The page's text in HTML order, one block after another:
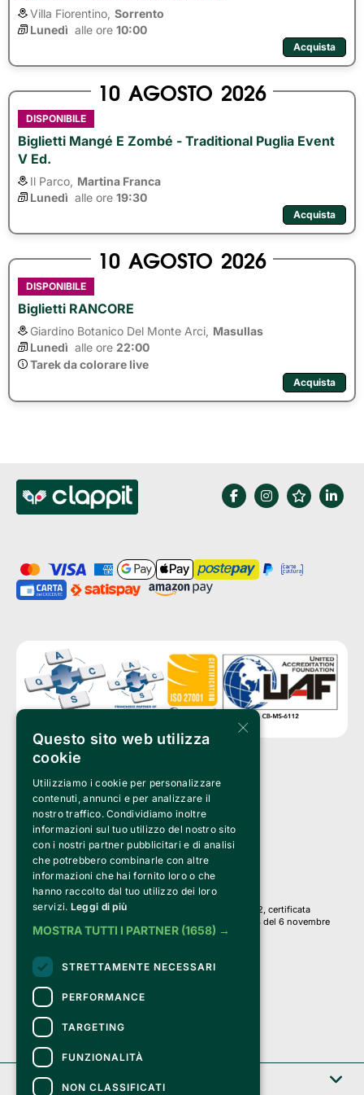
Villa Fiorentino, Sorrento
Lunedì alle ore 10:00
Acquista
10 AGOSTO 2026
DISPONIBILE
Biglietti Mangé E Zombé - Traditional Puglia Event
V Ed.
Il Parco, Martina Franca
Lunedì alle ore 19:30
Acquista
10 AGOSTO 2026
DISPONIBILE
Biglietti RANCORE
Giardino Botanico Del Monte Arci, Masullas
Lunedì alle ore 22:00
Tarek da colorare live
Acquista
Clappit è un marchio di proprietà di:
Bemils Srl
a Socio Unico
Via Fosse Ardeatine, 4 -20092 Cinisello Balsamo (MI)
PI 05589050961
Iscr. C.C.I.A.A. Milano R.E.A. 1833471
© 2010-2025 Bemils Srl - Tutti i diritti riservati
Credits:
Clappit è basato sulla piattaforma di biglietteria Belive 6.2, certificata
dall’Agenzia delle Entrate con protocollo n. 2025/445474 del 6 novembre
2025.
Su Clappit i tuoi acquisti ed i tuoi dati
sono sicuri e protetti da un certificato SSL
con crittografia a 128 bit.
Clappit
×
Questo sito web utilizza
cookie
Utilizziamo i cookie per personalizzare
contenuti, annunci e per analizzare il
nostro traffico. Condividiamo inoltre
informazioni sul tuo utilizzo del nostro sito
con i nostri partner pubblicitari e di analisi
che potrebbero combinarle con altre
informazioni che hai fornito loro o che
hanno raccolto dal tuo utilizzo dei loro
servizi. Leggi di più
MOSTRA TUTTI I PARTNER (1658) →
STRETTAMENTE NECESSARI
PERFORMANCE
TARGETING
FUNZIONALITÀ
NON CLASSIFICATI